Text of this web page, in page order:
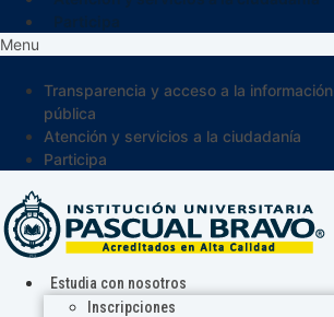
Menu
Transparencia y acceso a la información
pública
Atención y servicios a la ciudadanía
Participa
Estudia con nosotros
Inscripciones